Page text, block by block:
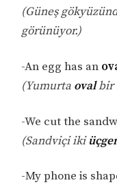
(Güneş
görünüyor.)
-An egg has an
(Yumurta ovalbir
-We cut the
(Sandviçi iki
-My phone is